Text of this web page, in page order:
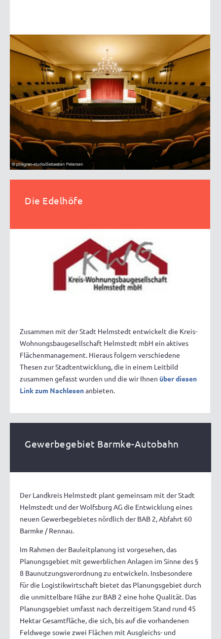
Die Edelhöfe
Zusammen mit der Stadt Helmstedt entwickelt die Kreis-
Wohnungsbaugesellschaft Helmstedt mbH ein aktives
Flächenmanagement. Hieraus folgern verschiedene
Thesen zur Stadtentwicklung, die in einem Leitbild
zusammen gefasst wurden und die wir Ihnen über diesen
Link zum Nachlesenanbieten.
Gewerbegebiet Barmke-Autobahn
Der Landkreis Helmstedt plant gemeinsam mit der Stadt
Helmstedt und der Wolfsburg AG die Entwicklung eines
neuen Gewerbegebietes nördlich der BAB 2, Abfahrt 60
Barmke / Rennau.
Im Rahmen der Bauleitplanung ist vorgesehen, das
Planungsgebiet mit gewerblichen Anlagen im Sinne des §
8 Baunutzungsverordnung zu entwickeln. Insbesondere
für die Logistikwirtschaft bietet das Planungsgebiet durch
die unmittelbare Nähe zur BAB 2 eine hohe Qualität. Das
Planungsgebiet umfasst nach derzeitigem Stand rund 45
Hektar Gesamtfläche, die sich, bis auf die vorhandenen
Feldwege sowie zwei Flächen mit Ausgleichs- und